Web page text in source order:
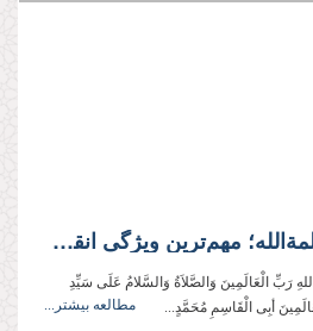
حرکت برای احیای کلمة‌الله؛ مهم‌ترین ویژگی انقلاب اسلامی ایران
رَبِّ الْعَالَمِینَ وَالصَّلاَةُ وَالسَّلامُ عَلَی سَیِّدِ
أبِی الْقَاسِمِ مُحَمَّدٍ...
مطالعه بیشتر...